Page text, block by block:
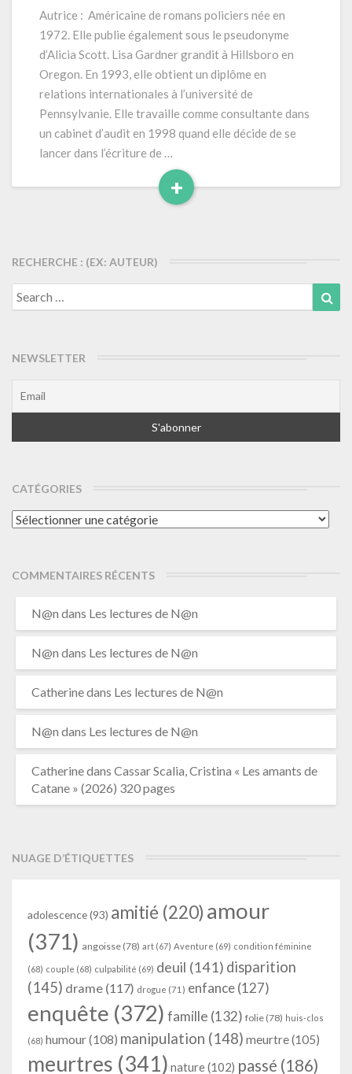
fille
»
(2002
–
réédition
2021)
512
pages
Autrice : Américaine de romans policiers née en
1972. Elle publie également sous le pseudonyme
d’Alicia Scott. Lisa Gardner grandit à Hillsboro en
Oregon. En 1993, elle obtient un diplôme en
relations internationales à l’université de
Pennsylvanie. Elle travaille comme consultante dans
un cabinet d’audit en 1998 quand elle décide de se
lancer dans l’écriture de …
+
Read
RECHERCHE : (EX: AUTEUR)
Search
for:
NEWSLETTER
CATÉGORIES
Catégories
COMMENTAIRES RÉCENTS
N@n dans Les lectures de N@n
N@n dans Les lectures de N@n
Catherinedans Les lectures de N@n
N@n dans Les lectures de N@n
Catherinedans Cassar Scalia, Cristina « Les amants de
Catane » (2026) 320 pages
NUAGE D’ÉTIQUETTES
adolescence(93) amitié (220) amour
(371) angoisse (78) art (67) Aventure (69) condition féminine
(68) couple (68) culpabilité (69) deuil (141) disparition
(145) drame (117) drogue (71) enfance(127)
enquête (372) famille (132) folie (78) huis-clos
(68) humour(108) manipulation (148) meurtre(105)
meurtres (341) nature(102) passé (186)